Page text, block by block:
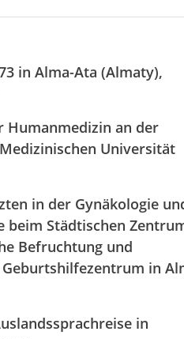
in Alma-Ata (Almaty),
Humanmedizin an der
Universität
in der Gynäkologie
beim Städtischen
Befruchtung und
in
in